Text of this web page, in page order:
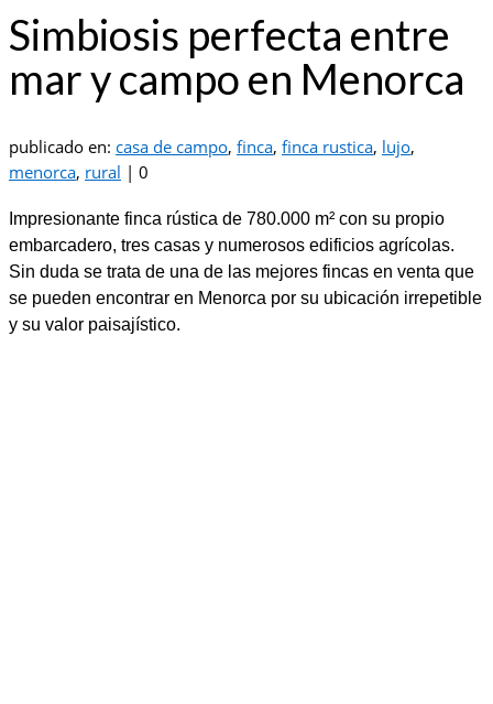
Simbiosis perfecta entre
mar y campo en Menorca
publicado en: casa de campo, finca, finca rustica, lujo,
menorca, rural | 0
Impresionante finca rústica de 780.000 m² con su propio
embarcadero, tres casas y numerosos edificios agrícolas.
Sin duda se trata de una de las mejores fincas en venta que
se pueden encontrar en Menorca por su ubicación irrepetible
y su valor paisajístico.